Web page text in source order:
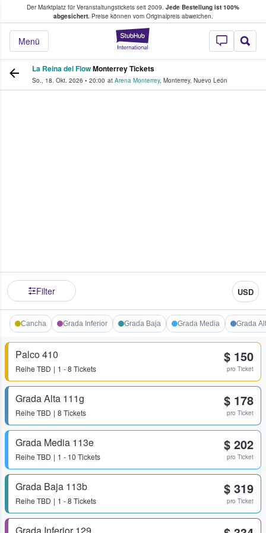
Der Marktplatz für Veranstaltungstickets seit 2009. Jede Bestellung ist 100%
abgesichert.Preise können vom Originalpreis abweichen.
StubHub - Wo
Menü
Tickets kaufen & verkaufen
La Reina del FlowMonterrey Tickets
So., 18. Okt. 2026 • 20:00 at Arena Monterrey, Monterrey, Nuevo León
Filter USD
Cancha Grada Inferior Grada Baja Grada Media Grada
Palco 410
Reihe TBD 1 - 8 Tickets
$ 150
pro Ticket
Grada Alta 111g
Reihe TBD 8 Tickets
$ 178
pro Ticket
Grada Media 113e
Reihe TBD 1 - 10 Tickets
$ 202
pro Ticket
Grada Baja 113b
Reihe TBD 1 - 8 Tickets
$ 319
pro Ticket